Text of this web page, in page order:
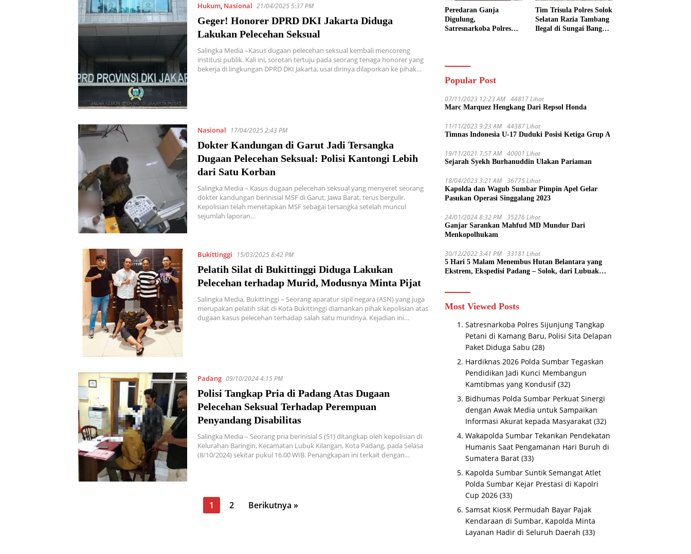
Hukum, Nasional 21/04/2025 5:37 PM
Geger! Honorer DPRD DKI Jakarta Diduga
Lakukan Pelecehan Seksual
Salingka Media –Kasus dugaan pelecehan seksual kembali mencoreng
institusi publik. Kali ini, sorotan tertuju pada seorang tenaga honorer yang
bekerja di lingkungan DPRD DKI Jakarta, usai dirinya dilaporkan ke pihak…
Nasional 17/04/2025 2:43 PM
Dokter Kandungan di Garut Jadi Tersangka
Dugaan Pelecehan Seksual: Polisi Kantongi Lebih
dari Satu Korban
Salingka Media – Kasus dugaan pelecehan seksual yang menyeret seorang
dokter kandungan berinisial MSF di Garut, Jawa Barat, terus bergulir.
Kepolisian telah menetapkan MSF sebagai tersangka setelah muncul
sejumlah laporan…
Bukittinggi 15/03/2025 8:42 PM
Pelatih Silat di Bukittinggi Diduga Lakukan
Pelecehan terhadap Murid, Modusnya Minta Pijat
Salingka Media, Bukittinggi – Seorang aparatur sipil negara (ASN) yang juga
merupakan pelatih silat di Kota Bukittinggi diamankan pihak kepolisian atas
dugaan kasus pelecehan terhadap salah satu muridnya. Kejadian ini…
Padang 09/10/2024 4:15 PM
Polisi Tangkap Pria di Padang Atas Dugaan
Pelecehan Seksual Terhadap Perempuan
Penyandang Disabilitas
Salingka Media – Seorang pria berinisial S (51) ditangkap oleh kepolisian di
Kelurahan Baringin, Kecamatan Lubuk Kilangan, Kota Padang, pada Selasa
(8/10/2024) sekitar pukul 16.00 WIB. Penangkapan ini terkait dengan…
1 2 Berikutnya »
Peredaran Ganja
Digulung,
Satresnarkoba Polres
Datar
Tim Trisula Polres Solok
Selatan Razia Tambang
Ilegal di Sungai Bangko,
Popular Post
07/11/2023 12:23 AM 44817 Lihat
Marc Marquez Hengkang Dari Repsol Honda
11/11/2023 9:23 AM 44387 Lihat
Timnas Indonesia U-17 Duduki Posisi Ketiga Grup A
19/11/2021 7:57 AM 40001 Lihat
Sejarah Syekh Burhanuddin Ulakan Pariaman
18/04/2023 3:21 AM 36775 Lihat
Kapolda dan Wagub Sumbar Pimpin Apel Gelar
Pasukan Operasi Singgalang 2023
24/01/2024 8:32 PM 35276 Lihat
Ganjar Sarankan Mahfud MD Mundur Dari
Menkopolhukam
30/12/2022 3:41 PM 33181 Lihat
5 Hari 5 Malam Menembus Hutan Belantara yang
Ekstrem, Ekspedisi Padang – Solok, dari Lubuak
Most Viewed Posts
Satresnarkoba Polres Sijunjung Tangkap
Petani di Kamang Baru, Polisi Sita Delapan
Paket Diduga Sabu (28)
Hardiknas 2026 Polda Sumbar Tegaskan
Pendidikan Jadi Kunci Membangun
Kamtibmas yang Kondusif (32)
Bidhumas Polda Sumbar Perkuat Sinergi
dengan Awak Media untuk Sampaikan
Informasi Akurat kepada Masyarakat (32)
Wakapolda Sumbar Tekankan Pendekatan
Humanis Saat Pengamanan Hari Buruh di
Sumatera Barat (33)
Kapolda Sumbar Suntik Semangat Atlet
Polda Sumbar Kejar Prestasi di Kapolri
Cup 2026 (33)
Samsat KiosK Permudah Bayar Pajak
Kendaraan di Sumbar, Kapolda Minta
Layanan Hadir di Seluruh Daerah (33)